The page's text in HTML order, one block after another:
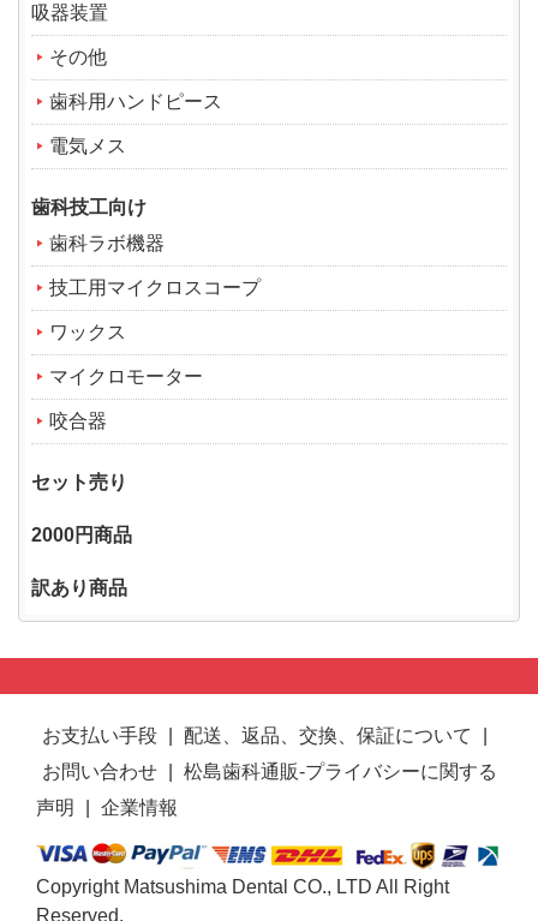
吸器装置
その他
歯科用ハンドピース
電気メス
歯科技工向け
歯科ラボ機器
技工用マイクロスコープ
ワックス
マイクロモーター
咬合器
セット売り
2000円商品
訳あり商品
お支払い手段 配送、返品、交換、保証について
お問い合わせ
松島歯科通販-プライバシーに関する
声明
企業情報
Copyright Matsushima Dental CO., LTD All Right
Reserved.